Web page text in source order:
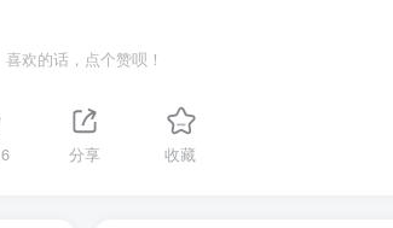
喜欢的话，点个赞呗！
6 分享 收藏